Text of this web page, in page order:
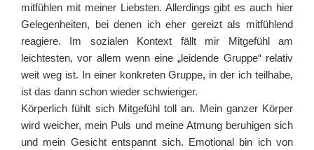
mitfühlen mit meiner Liebsten. Allerdings gibt es auch hier
Gelegenheiten, bei denen ich eher gereizt als mitfühlend
reagiere. Im sozialen Kontext fällt mir Mitgefühl am
leichtesten, vor allem wenn eine „leidende Gruppe“ relativ
weit weg ist. In einer konkreten Gruppe, in der ich teilhabe,
ist das dann schon wieder schwieriger.
Körperlich fühlt sich Mitgefühl toll an. Mein ganzer Körper
wird weicher, mein Puls und meine Atmung beruhigen sich
und mein Gesicht entspannt sich. Emotional bin ich von